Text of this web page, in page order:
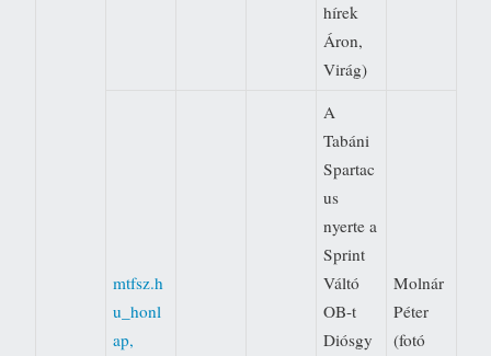
hírek 
Áron,
Virág)
mtfsz.h
u_honl
ap,
A
Tabáni
Spartac
us
nyerte a
Sprint
Váltó
OB-t
Diósgy
Molnár
Péter
(fotó